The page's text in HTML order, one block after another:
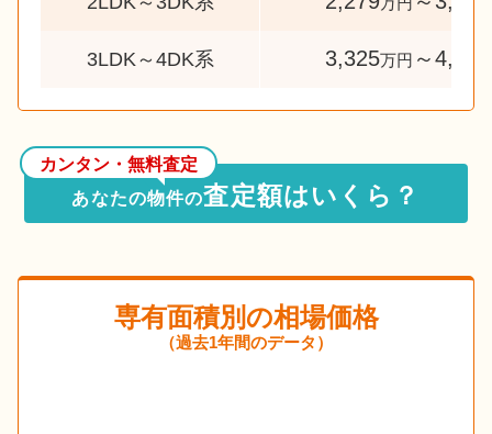
3LDK～4DK系 3,325万円 ～4,513
カンタン・無料査定
あなたの物件の査定額はいくら？
専有面積別の相場価格
（過去1年間のデータ）